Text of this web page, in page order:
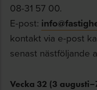
08-31 57 00.
E-post:
kontakt via e-post
senast nästföljande
Vecka 32 (3